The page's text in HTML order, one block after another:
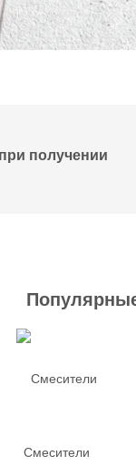
получении
Смесители